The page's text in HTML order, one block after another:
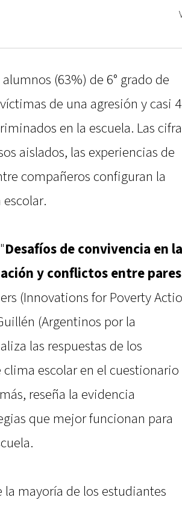
(63%) de 6° grado de
de una agresión y casi
en la escuela. Las
aislados, las experiencias de
compañeros configuran la
Desafíos de convivencia en la
y conflictos entre pares
(Innovations for Poverty
(Argentinos por la
las respuestas de los
escolar en el cuestionario
reseña la evidencia
que mejor funcionan para
mayoría de los estudiantes